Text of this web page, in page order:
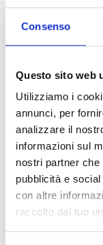
Consenso
Questo sito web
Utilizziamo i
annunci, per
analizzare il
informazioni sul
nostri partner
pubblicità e
con altre
raccolto dal tuo